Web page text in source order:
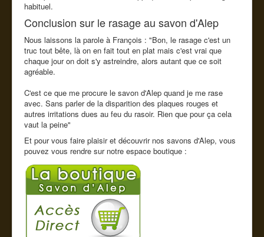
habituel.
Conclusion sur le rasage au savon d'Alep
Nous laissons la parole à François : "Bon, le rasage c'est un
truc tout bête, là on en fait tout en plat mais c'est vrai que
chaque jour on doit s'y astreindre, alors autant que ce soit
agréable.
C'est ce que me procure le savon d'Alep quand je me rase
avec. Sans parler de la disparition des plaques rouges et
autres irritations dues au feu du rasoir. Rien que pour ça cela
vaut la peine"
Et pour vous faire plaisir et découvrir nos savons d'Alep, vous
pouvez vous rendre sur notre espace boutique :